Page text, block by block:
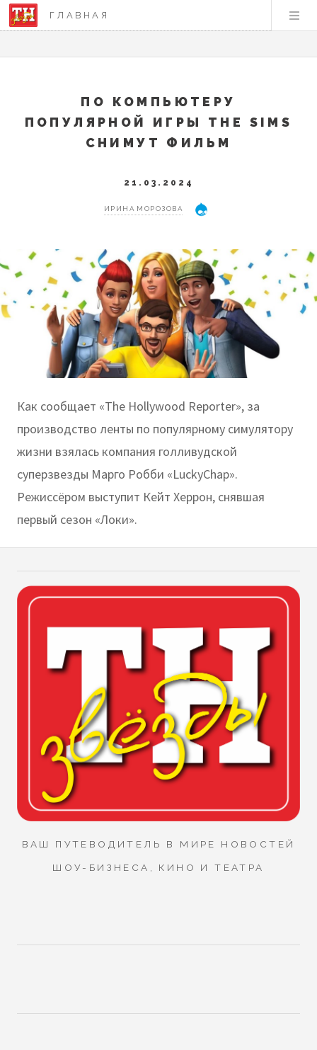
ГЛАВНАЯ
ПО КОМПЬЮТЕРУ
ПОПУЛЯРНОЙ ИГРЫ THE SIMS
СНИМУТ ФИЛЬМ
21.03.2024
ИРИНА МОРОЗОВА
Как сообщает «The Hollywood Reporter», за
производство ленты по популярному симулятору
жизни взялась компания голливудской
суперзвезды Марго Робби «LuckyChap».
Режиссёром выступит Кейт Херрон, снявшая
первый сезон «Локи».
ВАШ ПУТЕВОДИТЕЛЬ В МИРЕ НОВОСТЕЙ
ШОУ-БИЗНЕСА, КИНО И ТЕАТРА